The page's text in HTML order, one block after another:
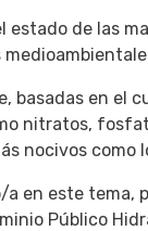
estado de las
basadas en el
nitratos,
nocivos como
en este tema,
Público